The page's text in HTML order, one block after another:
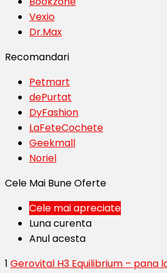
Vexio
Dr.Max
Recomandari
Petmart
dePurtat
DyFashion
LaFeteCochete
Geekmall
Noriel
Cele Mai Bune Oferte
Cele mai apreciate
Luna curenta
Anul acesta
1 Gerovital H3 Equilibrium – pana